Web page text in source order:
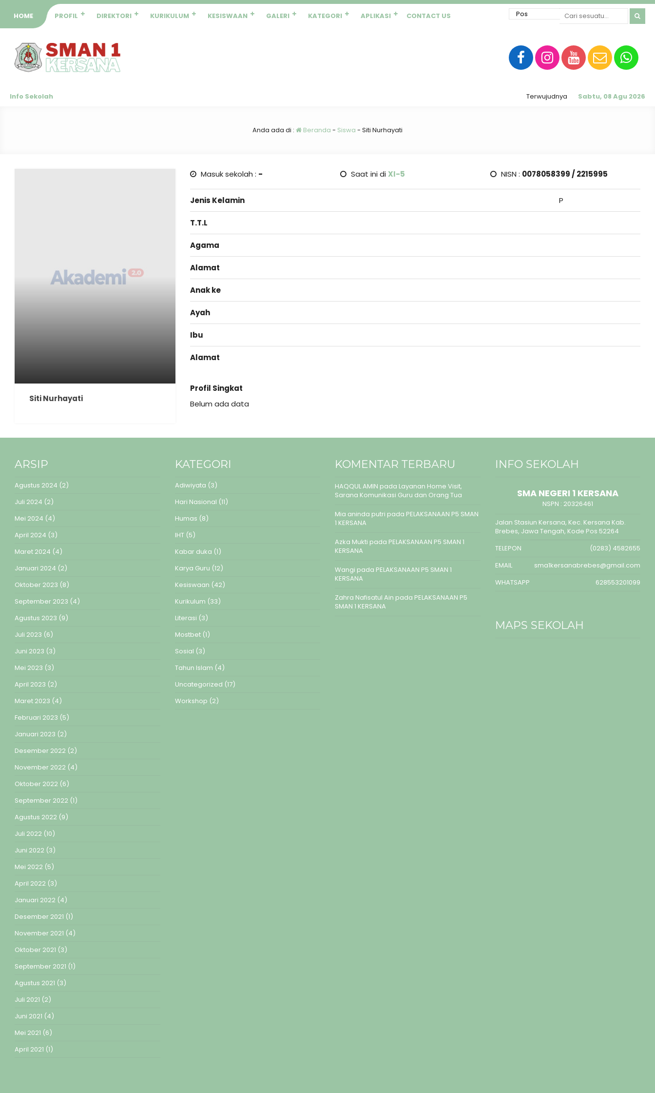
HOME PROFIL DIREKTORI KURIKULUM KESISWAAN GALERI KATEGORI APLIKASI CONTACT US
Info Sekolah Sabtu, 08 Agu 2026
Terwujudnya sekolah RATU (Religius,
Anda ada di : Beranda - Siswa - Siti Nurhayati
Siti Nurhayati
Masuk sekolah : - Saat ini diXI-5 NISN : 0078058399 / 2215995
Jenis Kelamin P
T.T.L
Agama
Alamat
Anak ke
Ayah
Ibu
Alamat
Profil Singkat
Belum ada data
ARSIP
Agustus 2024 (2)
Juli 2024 (2)
Mei 2024 (4)
April 2024 (3)
Maret 2024 (4)
Januari 2024 (2)
Oktober 2023 (8)
September 2023 (4)
Agustus 2023 (9)
Juli 2023 (6)
Juni 2023 (3)
Mei 2023 (3)
April 2023 (2)
Maret 2023 (4)
Februari 2023 (5)
Januari 2023 (2)
Desember 2022 (2)
November 2022 (4)
Oktober 2022 (6)
September 2022 (1)
Agustus 2022 (9)
Juli 2022 (10)
Juni 2022 (3)
Mei 2022 (5)
April 2022 (3)
Januari 2022 (4)
Desember 2021 (1)
November 2021 (4)
Oktober 2021 (3)
September 2021 (1)
Agustus 2021 (3)
Juli 2021 (2)
Juni 2021 (4)
Mei 2021 (6)
April 2021 (1)
KATEGORI
Adiwiyata (3)
Hari Nasional (11)
Humas (8)
IHT(5)
Kabar duka (1)
Karya Guru (12)
Kesiswaan (42)
Kurikulum (33)
Literasi (3)
Mostbet(1)
Sosial (3)
Tahun Islam (4)
Uncategorized (17)
Workshop (2)
KOMENTAR TERBARU
HAQQUL AMIN pada Layanan Home Visit,
Sarana Komunikasi Guru dan Orang Tua
Mia aninda putri pada PELAKSANAAN P5 SMAN
1 KERSANA
Azka Mukti pada PELAKSANAAN P5 SMAN 1
KERSANA
Wangi pada PELAKSANAAN P5 SMAN 1
KERSANA
Zahra Nafisatul Ain pada PELAKSANAAN P5
SMAN 1 KERSANA
INFO SEKOLAH
SMA NEGERI 1 KERSANA
NSPN : 20326461
Jalan Stasiun Kersana, Kec. Kersana Kab.
Brebes, Jawa Tengah, Kode Pos 52264
TELEPON
(0283) 4582655
EMAIL
sma1kersanabrebes@gmail.com
WHATSAPP
628553201099
MAPS SEKOLAH